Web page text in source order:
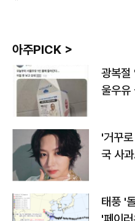
아주PICK >
광복절
울우유
'거꾸
국 사
태풍 '